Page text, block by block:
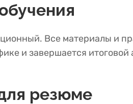
Все материалы и
и завершается итоговой
резюме